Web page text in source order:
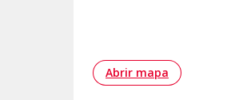
Abrir mapa